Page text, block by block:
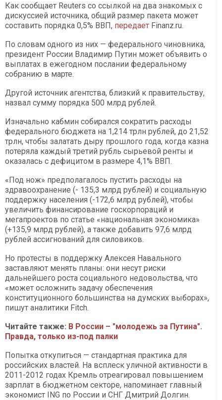
Как сообщает Reuters со ссылкой на два знакомых с
дискуссией источника, общий размер пакета может
составить порядка 0,5% ВВП, передает Finanz.ru.
По словам одного из них — федерального чиновника,
президент России Владимир Путин может объявить о
выплатах в ежегодном послании федеральному
собранию в марте.
Другой источник агентства, близкий к правительству,
назвал сумму порядка 500 млрд рублей.
Изначально кабмин собирался сократить расходы
федерального бюджета на 1,214 трлн рублей, до 21,52
трлн, чтобы залатать дыру прошлого года, когда казна
потеряла каждый третий рубль сырьевой ренты и
оказалась с дефицитом в размере 4,1% ВВП.
«Под нож» предполагалось пустить расходы на
здравоохранение (- 135,3 млрд рублей) и социальную
поддержку населения (-172,6 млрд рублей), чтобы
увеличить финансирование госкорпораций и
мегапроектов по статье «национальная экономика»
(+135,9 млрд рублей), а также добавить 97,6 млрд
рублей ассигнований для силовиков.
Но протесты в поддержку Алексея Навального
заставляют менять планы: они несут риски
дальнейшего роста социального недовольства, что
«может осложнить задачу обеспечения
конституционного большинства на думских выборах»,
пишут аналитики Fitch.
Читайте также: В России – "молодежь за Путина".
Правда, только из-под палки
Попытка откупиться — стандартная практика для
российских властей. На всплеск уличной активности в
2011-2012 годах Кремль отреагировал повышением
зарплат в бюджетном секторе, напоминает главный
экономист ING по России и СНГ Дмитрий Долгин.